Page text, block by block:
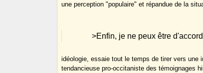
une perception "populaire" et répandue de la
>Enfin, je ne peux être
idéologie, essaie tout le temps de tirer vers une
tendancieuse pro-occitaniste des témoignages